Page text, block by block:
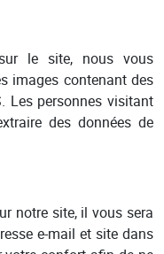
le site, nous vous
images contenant des
Les personnes visitant
des données de
notre site, il vous sera
e-mail et site dans